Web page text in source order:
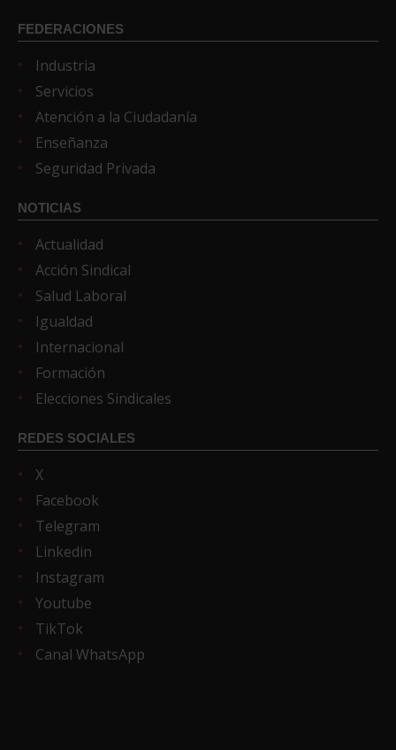
FEDERACIONES
Industria
Servicios
Atención a la Ciudadanía
Enseñanza
Seguridad Privada
NOTICIAS
Actualidad
Acción Sindical
Salud Laboral
Igualdad
Internacional
Formación
Elecciones Sindicales
REDES SOCIALES
X
Facebook
Telegram
Linkedin
Instagram
Youtube
TikTok
Canal WhatsApp